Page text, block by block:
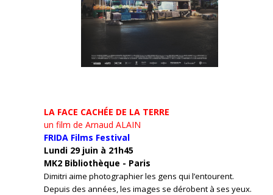
LA FACE CACHÉE DE LA TERRE
un film de Arnaud ALAIN
FRIDA Films Festival
Lundi 29 juin à 21h45
MK2 Bibliothèque - Paris
Dimitri aime photographier les gens qui l’entourent.
Depuis des années, les images se dérobent à ses yeux.